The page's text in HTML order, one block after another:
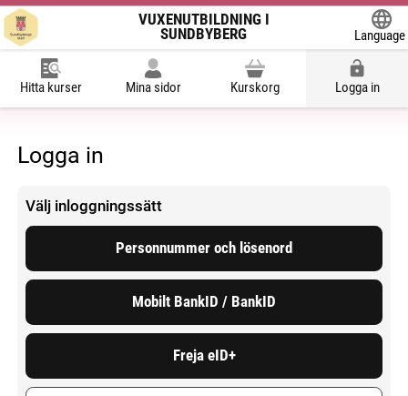
VUXENUTBILDNING I
SUNDBYBERG
Language
Hitta kurser Mina sidor Kurskorg Logga in
Logga in
Välj inloggningssätt
Personnummer och lösenord
Mobilt BankID / BankID
Freja eID+